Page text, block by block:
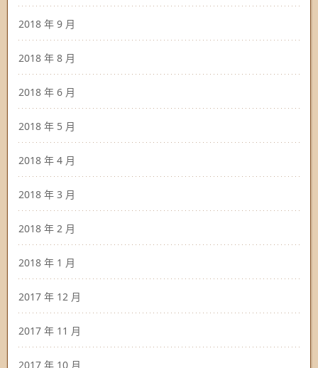
2018 年 9 月
2018 年 8 月
2018 年 6 月
2018 年 5 月
2018 年 4 月
2018 年 3 月
2018 年 2 月
2018 年 1 月
2017 年 12 月
2017 年 11 月
2017 年 10 月